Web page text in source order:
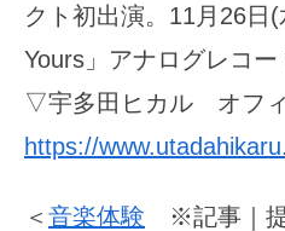
クト初出演。11月26日
Yours」アナログレコー
▽宇多田ヒカル オフィ
https://
＜ 音楽体験 ※記事｜提